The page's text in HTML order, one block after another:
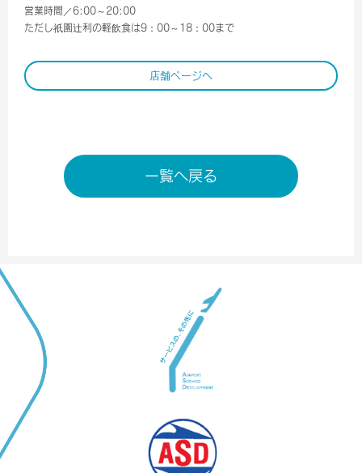
営業時間／6:00～20:00
ただし祇園辻利の軽飲食は9：00～18：00まで
店舗ページへ
一覧へ戻る